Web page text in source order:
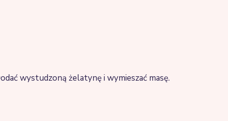
wystudzoną żelatynę i wymieszać masę.